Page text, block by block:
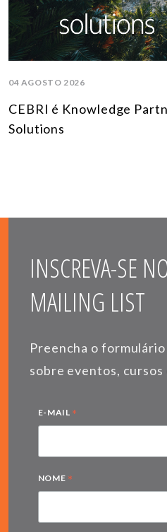
04 AGOSTO 2026
CEBRI é Knowledge
Solutions
INSCREVA-SE
MAILING LIST
Preencha o
sobre eventos, cursos
E-MAIL *
NOME *